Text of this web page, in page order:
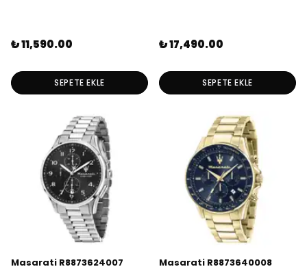
₺ 11,590.00
SEPETE EKLE
₺ 17,490.00
SEPETE EKLE
Masarati R8873624007
Masarati R8873640008